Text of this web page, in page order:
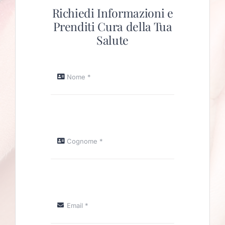
Richiedi Informazioni e
Prenditi Cura della Tua
Salute